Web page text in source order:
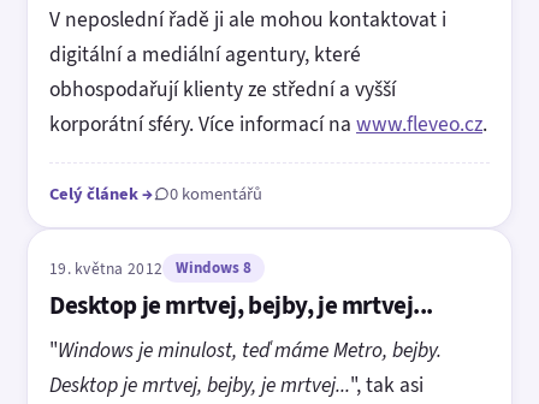
V neposlední řadě ji ale mohou kontaktovat i
digitální a mediální agentury, které
obhospodařují klienty ze střední a vyšší
korporátní sféry. Více informací na www.fleveo.cz.
Celý článek→ 0 komentářů
19. května 2012 Windows 8
Desktop je mrtvej, bejby, je mrtvej...
"Windows je minulost, teď máme Metro, bejby.
Desktop je mrtvej, bejby, je mrtvej...", tak asi